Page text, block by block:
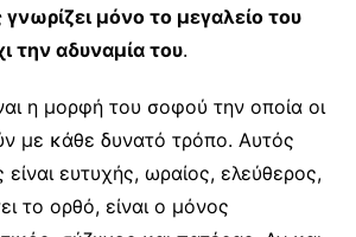
μόνο το μεγαλείο του
την αδυναμία του.
η μορφή του σοφού την οποία οι
με κάθε δυνατό τρόπο. Αυτός
ευτυχής, ωραίος, ελεύθερος,
το ορθό, είναι ο μόνος